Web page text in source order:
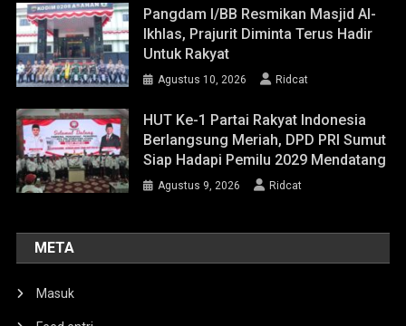
Pangdam I/BB Resmikan Masjid Al-
Ikhlas, Prajurit Diminta Terus Hadir
Untuk Rakyat
Agustus 10, 2026 Ridcat
HUT Ke-1 Partai Rakyat Indonesia
Berlangsung Meriah, DPD PRI Sumut
Siap Hadapi Pemilu 2029 Mendatang
Agustus 9, 2026 Ridcat
META
Masuk